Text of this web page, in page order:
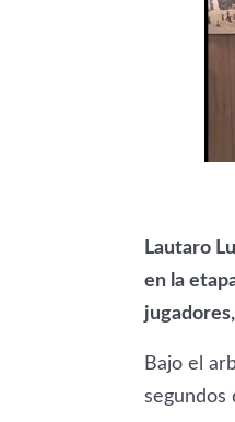
Lautaro
en la
Bajo el
segundos